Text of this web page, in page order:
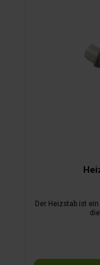
Der Heizstab ist